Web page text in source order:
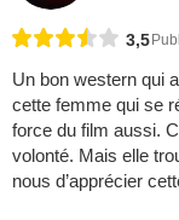
3,5
Un bon western qui
cette femme qui se
force du film aussi.
volonté. Mais elle
nous d’apprécier